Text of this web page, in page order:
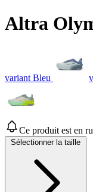
Altra
variant Bleu
Ce produit est en
Sélectionner la taille